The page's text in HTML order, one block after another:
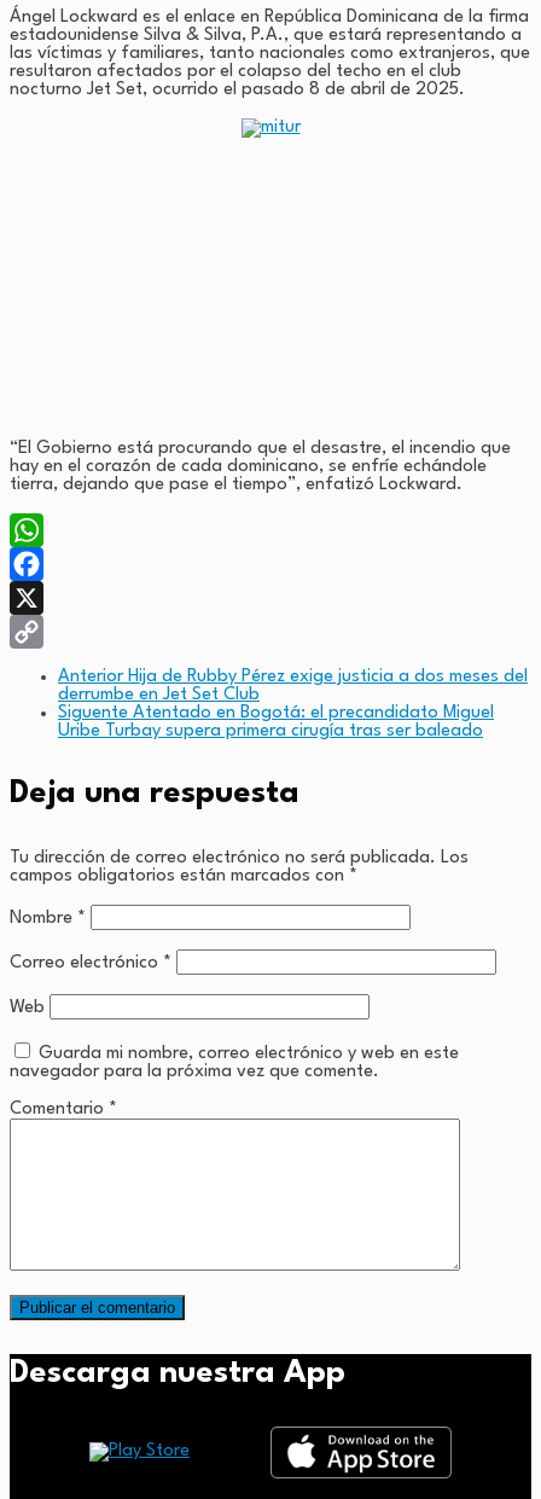
Ángel Lockward es el enlace en República Dominicana de la firma
estadounidense Silva & Silva, P.A., que estará representando a
las víctimas y familiares, tanto nacionales como extranjeros, que
resultaron afectados por el colapso del techo en el club
nocturno Jet Set, ocurrido el pasado 8 de abril de 2025.
“El Gobierno está procurando que el desastre, el incendio que
hay en el corazón de cada dominicano, se enfríe echándole
tierra, dejando que pase el tiempo”, enfatizó Lockward.
WhatsApp
Facebook
X
Anterior Hija de Rubby Pérez exige justicia a dos meses del
derrumbe en Jet Set Club
Siguente Atentado en Bogotá: el precandidato Miguel
Uribe Turbay supera primera cirugía tras ser baleado
Deja una respuesta
Tu dirección de correo electrónico no será publicada. Los
campos obligatorios están marcados con *
Nombre *
Correo electrónico *
Web
Guarda mi nombre, correo electrónico y web en este
navegador para la próxima vez que comente.
Comentario *
Descarga nuestra App